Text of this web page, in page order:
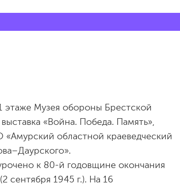
этаже Музея обороны Брестской
«Война. Победа. Память»,
«Амурский областной краеведческий
к 80-й годовщине окончания
сентября 1945 г.). На 16